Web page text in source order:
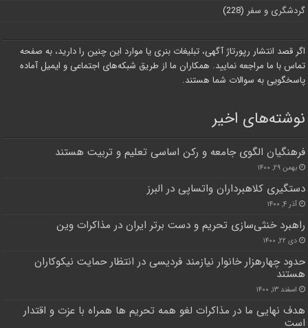
گردشگری و سفر (228)
اگر قصد انتشار رپورتاژ آگهی، تبلیغات بنری یا موارد این چنین را دارید، به صفحه
تماس با ما مراجعه نمایید. همکاران ما از طریق شبکه‌های اجتماعی و ایمیل آماده
پاسخگویی به سوالات شما هستند.
نوشته‌های اخیر
فرهنگیان الگوی جامعه و رکن اساسی تعلیم و تربیت هستند
بهمن ۲۹, ۱۴۰۰
دستگیری کلاهبرداران واتساپی در البرز
آذر ۴, ۱۴۰۰
راهبرد خنثی‌سازی تحریم‌ و دست برتر ایران در مذاکرات وین
دی ۲۲, ۱۴۰۰
حدود چهارهزار خانوار نیازمند فردیسی در انتظار حمایت نیکوکاران
هستند
اسفند ۱۳, ۱۴۰۰
هدف نهایی ما در مذاکرات لغو همه تحریم ها همراه با عزت و اقتدار
است